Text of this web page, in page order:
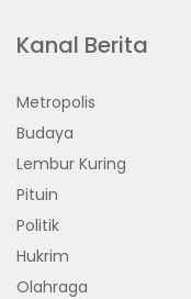
Kanal Berita
Metropolis
Budaya
Lembur Kuring
Pituin
Politik
Hukrim
Olahraga